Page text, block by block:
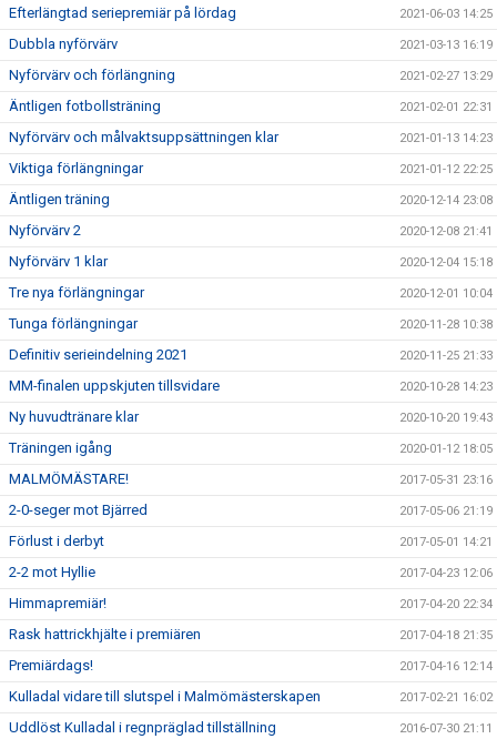
Efterlängtad seriepremiär på lördag 2021-06-03 14:25
Dubbla nyförvärv 2021-03-13 16:19
Nyförvärv och förlängning 2021-02-27 13:29
Äntligen fotbollsträning 2021-02-01 22:31
Nyförvärv och målvaktsuppsättningen klar 2021-01-13 14:23
Viktiga förlängningar 2021-01-12 22:25
Äntligen träning 2020-12-14 23:08
Nyförvärv 2 2020-12-08 21:41
Nyförvärv 1 klar 2020-12-04 15:18
Tre nya förlängningar 2020-12-01 10:04
Tunga förlängningar 2020-11-28 10:38
Definitiv serieindelning 2021 2020-11-25 21:33
MM-finalen uppskjuten tillsvidare 2020-10-28 14:23
Ny huvudtränare klar 2020-10-20 19:43
Träningen igång 2020-01-12 18:05
MALMÖMÄSTARE! 2017-05-31 23:16
2-0-seger mot Bjärred 2017-05-06 21:19
Förlust i derbyt 2017-05-01 14:21
2-2 mot Hyllie 2017-04-23 12:06
Himmapremiär! 2017-04-20 22:34
Rask hattrickhjälte i premiären 2017-04-18 21:35
Premiärdags! 2017-04-16 12:14
Kulladal vidare till slutspel i Malmömästerskapen 2017-02-21 16:02
Uddlöst Kulladal i regnpräglad tillställning 2016-07-30 21:11